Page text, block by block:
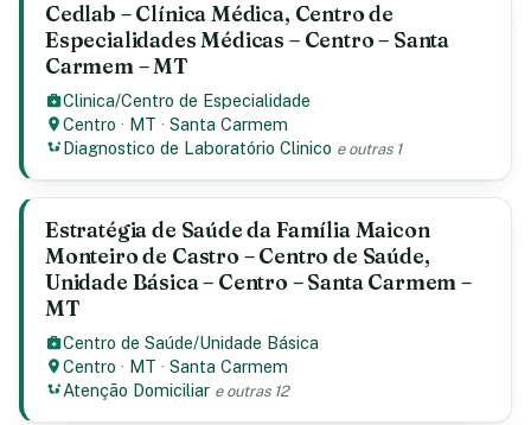
Cedlab – Clínica Médica, Centro de
Especialidades Médicas – Centro – Santa
Carmem – MT
Clinica/Centro de Especialidade
Centro · MT ·Santa Carmem
Diagnostico de Laboratório Clinico e outras 1
Estratégia de Saúde da Família Maicon
Monteiro de Castro – Centro de Saúde,
Unidade Básica – Centro – Santa Carmem –
MT
Centro de Saúde/Unidade Básica
Centro · MT ·Santa Carmem
Atenção Domiciliar e outras 12